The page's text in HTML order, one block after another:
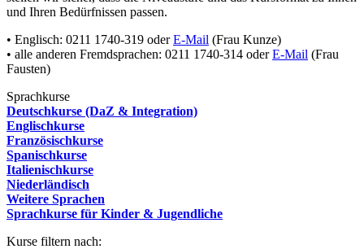
und Ihren Bedürfnissen passen.
• Englisch: 0211 1740-319 oderE-Mail (Frau Kunze)
• alle anderen Fremdsprachen: 0211 1740-314 oderE-Mail (Frau
Fausten)
Sprachkurse
Deutschkurse (DaZ & Integration)
Englischkurse
Französischkurse
Spanischkurse
Italienischkurse
Niederländisch
Weitere Sprachen
Sprachkurse für Kinder & Jugendliche
Kurse filtern nach: